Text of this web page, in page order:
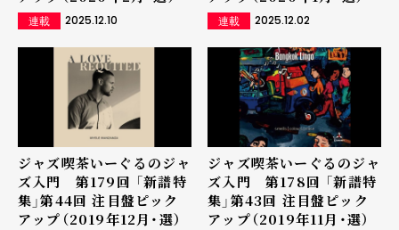
連載 2025.12.10 連載 2025.12.02
ジャズ喫茶いーぐるのジャ
ズ入門 第179回 「新譜特
集」第44回 注目盤ピック
アップ（2019年12月・選）
ジャズ喫茶いーぐるのジャ
ズ入門 第178回 「新譜特
集」第43回 注目盤ピック
アップ（2019年11月・選）